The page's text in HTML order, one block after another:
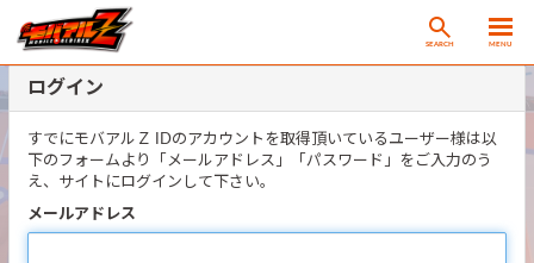
SEARCH MENU
ログイン
すでにモバアルＺ IDのアカウントを取得頂いているユーザー様は以
下のフォームより「メールアドレス」「パスワード」をご入力のう
え、サイトにログインして下さい。
メールアドレス